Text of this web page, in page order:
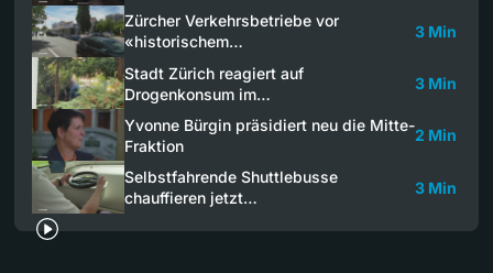
Zürcher Verkehrsbetriebe vor
«historischem…
3 Min
Stadt Zürich reagiert auf
Drogenkonsum im…
3 Min
Yvonne Bürgin präsidiert neu die Mitte-
Fraktion
2 Min
Selbstfahrende Shuttlebusse
chauffieren jetzt…
3 Min